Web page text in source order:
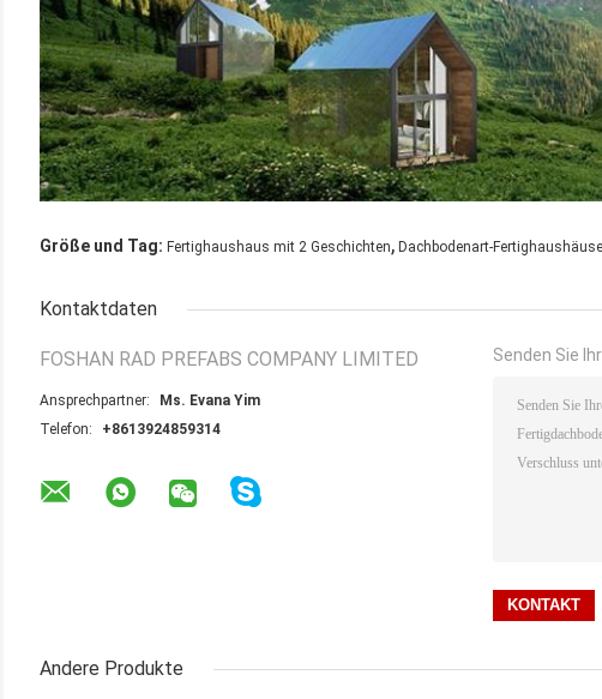
Größe und Tag: Fertighaushaus mit 2 Geschichten, Dachbodenart-
Kontaktdaten
FOSHAN RAD PREFABS COMPANY LIMITED
Ansprechpartner:
Ms. Evana Yim
Telefon:
+8613924859314
Senden Sie
Andere Produkte